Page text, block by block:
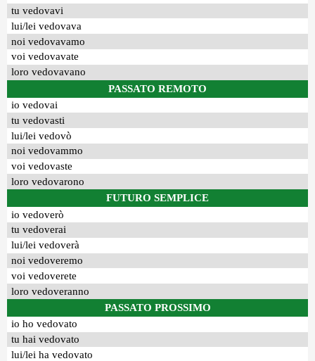
tu vedovavi
lui/lei vedovava
noi vedovavamo
voi vedovavate
loro vedovavano
PASSATO REMOTO
io vedovai
tu vedovasti
lui/lei vedovò
noi vedovammo
voi vedovaste
loro vedovarono
FUTURO SEMPLICE
io vedoverò
tu vedoverai
lui/lei vedoverà
noi vedoveremo
voi vedoverete
loro vedoveranno
PASSATO PROSSIMO
io ho vedovato
tu hai vedovato
lui/lei ha vedovato